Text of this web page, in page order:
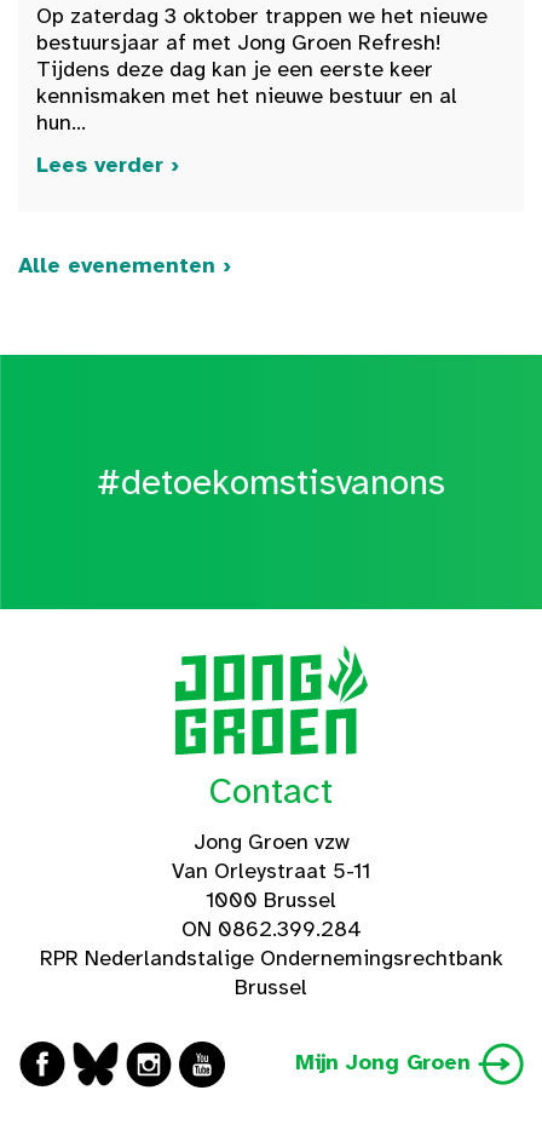
Op zaterdag 3 oktober trappen we het nieuwe
bestuursjaar af met Jong Groen Refresh!
Tijdens deze dag kan je een eerste keer
kennismaken met het nieuwe bestuur en al
hun...
Lees verder ›
Alle evenementen ›
#detoekomstisvanons
Contact
Jong Groen vzw
Van Orleystraat 5-11
1000 Brussel
ON 0862.399.284
RPR Nederlandstalige Ondernemingsrechtbank
Brussel
Mijn Jong Groen